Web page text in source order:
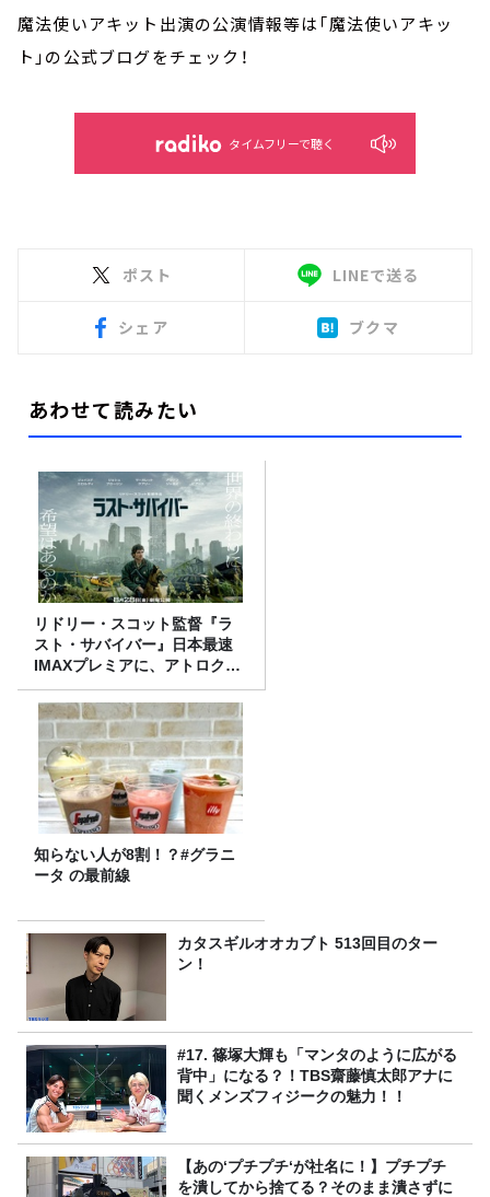
魔法使いアキット出演の公演情報等は「魔法使いアキッ
ト」の公式ブログをチェック！
タイムフリーで聴く
ポスト LINEで送る
シェア ブクマ
あわせて読みたい
リドリー・スコット監督『ラ
スト・サバイバー』日本最速
IMAXプレミアに、アトロクリ
スナー60名をご招待！
知らない人が8割！？#グラニ
ータ の最前線
カタスギルオオカブト 513回目のター
ン！
#17. 篠塚大輝も「マンタのように広がる
背中」になる？！TBS齋藤慎太郎アナに
聞くメンズフィジークの魅力！！
【あの‘プチプチ‘が社名に！】プチプチ
を潰してから捨てる？そのまま潰さずに